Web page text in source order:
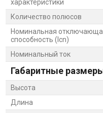
характеристики
Количество полюсов
Номинальная
способность (Icn)
Номинальный ток
Габаритные
Высота
Длина